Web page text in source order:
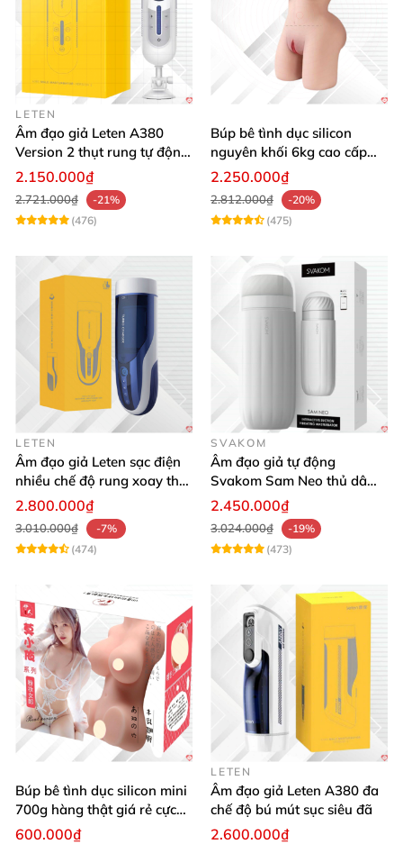
LETEN
Âm đạo giả Leten A380
Version 2 thụt rung tự động,
cảm giác thật
2.150.000₫
2.721.000₫
-21%
(476)
Búp bê tình dục silicon
nguyên khối 6kg cao cấp
hot giá tốt
2.250.000₫
2.812.000₫
-20%
(475)
LETEN
Âm đạo giả Leten sạc điện
nhiều chế độ rung xoay thụt
rên rỉ
2.800.000₫
3.010.000₫
-7%
(474)
SVAKOM
Âm đạo giả tự động
Svakom Sam Neo thủ dâm
rung mút app điện thoại
2.450.000₫
3.024.000₫
-19%
(473)
Búp bê tình dục silicon mini
700g hàng thật giá rẻ cực
sướng
600.000₫
LETEN
Âm đạo giả Leten A380 đa
chế độ bú mút sục siêu đã
2.600.000₫